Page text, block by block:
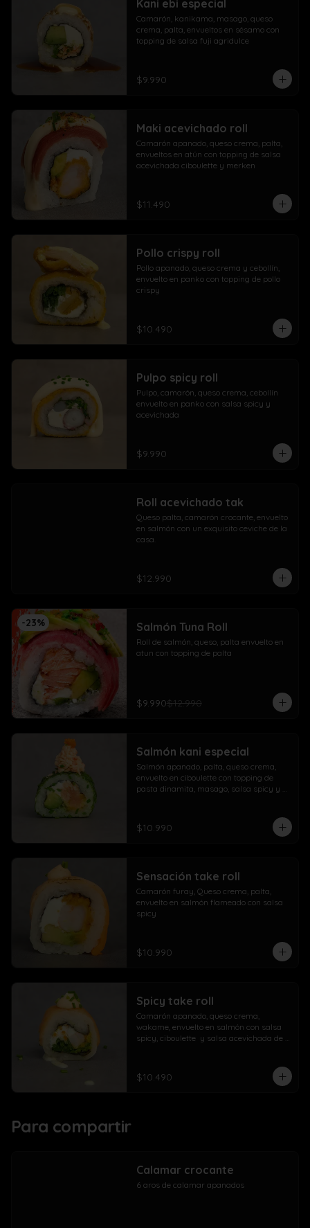
Kani ebi especial
Camarón, kanikama, masago, queso
crema, palta, envueltos en sésamo con
topping de salsa fuji agridulce
$9.990
Maki acevichado roll
Camarón apanado, queso crema, palta,
envueltos en atún con topping de salsa
acevichada ciboulette y merken
$11.490
Pollo crispy roll
Pollo apanado, queso crema y cebollín,
envuelto en panko con topping de pollo
crispy
$10.490
Pulpo spicy roll
Pulpo, camarón, queso crema, cebollín
envuelto en panko con salsa spicy y
acevichada
$9.990
Roll acevichado tak
Queso palta, camarón crocante, envuelto
en salmón con un exquisito ceviche de la
casa.
$12.990
-23% Salmón Tuna Roll
Roll de salmón, queso, palta envuelto en
atun con topping de palta
$9.990$12.990
Salmón kani especial
Salmón apanado, palta, queso crema,
envuelto en ciboulette con topping de
pasta dinamita, masago, salsa spicy y
$10.990
Sensación take roll
Camarón furay, Queso crema, palta,
envuelto en salmón flameado con salsa
spicy
$10.990
Spicy take roll
Camarón apanado, queso crema,
wakame, envuelto en salmón con salsa
spicy, ciboulette  y salsa acevichada de
$10.490
Para compartir
Calamar crocante
6 aros de calamar apanados